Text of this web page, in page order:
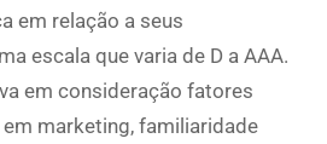
em relação a seus
escala que varia de D a AAA.
em consideração fatores
marketing, familiaridade